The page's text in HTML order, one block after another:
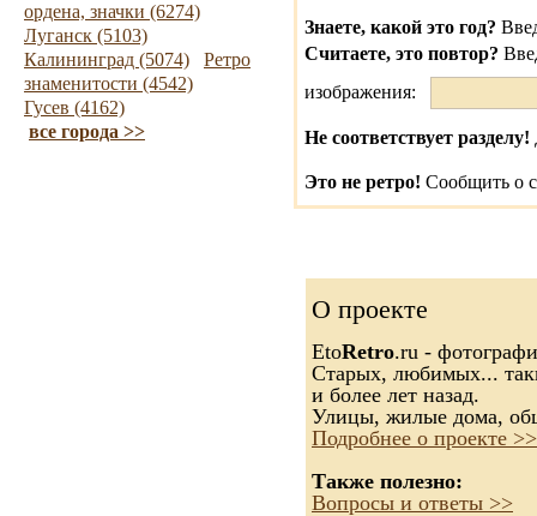
ордена, значки (6274)
Луганск (5103)
Калининград (5074)
Ретро
знаменитости (4542)
Гусев (4162)
все города >>
Знаете, какой это год?
Считаете, это повтор?
изображения:
Не соответствует разделу!
Это не ретро! Сообщить о
О проекте
EtoRetro.ru -
Старых, любимых...
и более лет назад.
Улицы, жилые дома,
Подробнее о проекте >>
Также полезно:
Вопросы и ответы >>